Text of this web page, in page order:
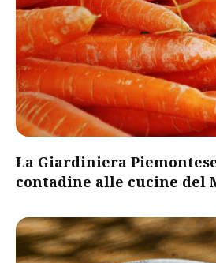
​La Giardiniera
contadine alle cucine del